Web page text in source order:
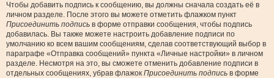
Чтобы добавить подпись к сообщению, вы должны сначала создать её в
личном разделе. После этого вы можете отметить флажком пункт
Присоединить подпись в форме отправки сообщения, чтобы подпись
добавилась. Вы также можете настроить добавление подписи по
умолчанию ко всем вашим сообщениям, сделав соответствующий выбор в
параграфе «Отправка сообщений» пункта «Личные настройки» в личном
разделе. Несмотря на это, вы сможете отменить добавление подписи в
отдельных сообщениях, убрав флажок Присоединить подпись в форме